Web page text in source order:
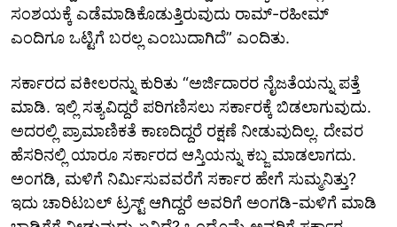
ಸಂಶಯಕ್ಕೆ ಎಡೆಮಾಡಿಕೊಡುತ್ತಿರುವುದು ರಾಮ್‌-ರಹೀಮ್‌
ಎಂದಿಗೂ ಒಟ್ಟಿಗೆ ಬರಲ್ಲ ಎಂಬುದಾಗಿದೆ” ಎಂದಿತು.
ಸರ್ಕಾರದ ವಕೀಲರನ್ನು ಕುರಿತು “ಅರ್ಜಿದಾರರ ನೈಜತೆಯನ್ನು ಪತ್ತೆ
ಮಾಡಿ. ಇಲ್ಲಿ ಸತ್ಯವಿದ್ದರೆ ಪರಿಗಣಿಸಲು ಸರ್ಕಾರಕ್ಕೆ ಬಿಡಲಾಗುವುದು.
ಅದರಲ್ಲಿ ಪ್ರಾಮಾಣಿಕತೆ ಕಾಣದಿದ್ದರೆ ರಕ್ಷಣೆ ನೀಡುವುದಿಲ್ಲ. ದೇವರ
ಹೆಸರಿನಲ್ಲಿ ಯಾರೂ ಸರ್ಕಾರದ ಆಸ್ತಿಯನ್ನು ಕಬ್ಜ ಮಾಡಲಾಗದು.
ಅಂಗಡಿ, ಮಳಿಗೆ ನಿರ್ಮಿಸುವವರೆಗೆ ಸರ್ಕಾರ ಹೇಗೆ ಸುಮ್ಮನಿತ್ತು?
ಇದು ಚಾರಿಟಬಲ್‌ ಟ್ರಸ್ಟ್‌ ಆಗಿದ್ದರೆ ಅವರಿಗೆ ಅಂಗಡಿ-ಮಳಿಗೆ ಮಾಡಿ